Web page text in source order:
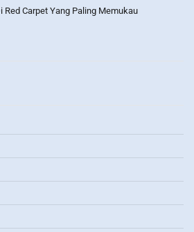
Red Carpet Yang Paling Memukau